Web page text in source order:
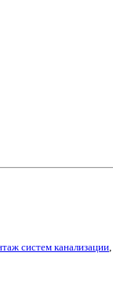
систем канализации